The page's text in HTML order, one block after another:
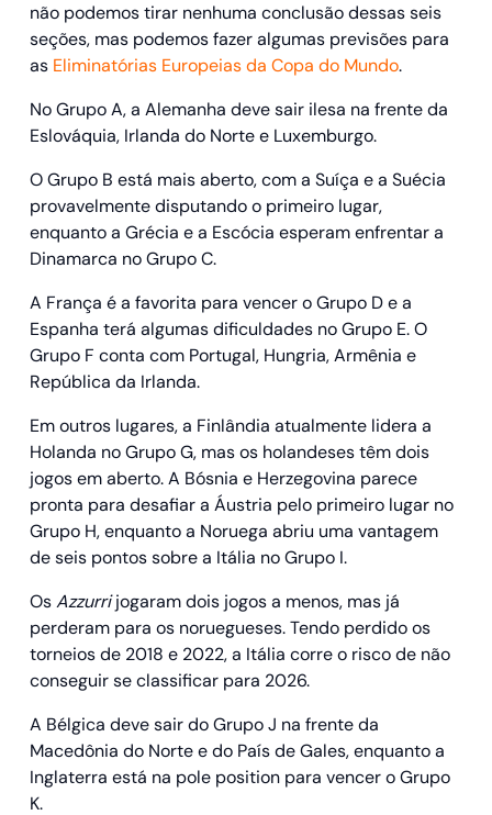
não podemos tirar nenhuma conclusão dessas seis
seções, mas podemos fazer algumas previsões para
as Eliminatórias Europeias da Copa do Mundo.
No Grupo A, a Alemanha deve sair ilesa na frente da
Eslováquia, Irlanda do Norte e Luxemburgo.
O Grupo B está mais aberto, com a Suíça e a Suécia
provavelmente disputando o primeiro lugar,
enquanto a Grécia e a Escócia esperam enfrentar a
Dinamarca no Grupo C.
A França é a favorita para vencer o Grupo D e a
Espanha terá algumas dificuldades no Grupo E. O
Grupo F conta com Portugal, Hungria, Armênia e
República da Irlanda.
Em outros lugares, a Finlândia atualmente lidera a
Holanda no Grupo G, mas os holandeses têm dois
jogos em aberto. A Bósnia e Herzegovina parece
pronta para desafiar a Áustria pelo primeiro lugar no
Grupo H, enquanto a Noruega abriu uma vantagem
de seis pontos sobre a Itália no Grupo I.
OsAzzurrijogaram dois jogos a menos, mas já
perderam para os noruegueses. Tendo perdido os
torneios de 2018 e 2022, a Itália corre o risco de não
conseguir se classificar para 2026.
A Bélgica deve sair do Grupo J na frente da
Macedônia do Norte e do País de Gales, enquanto a
Inglaterra está na pole position para vencer o Grupo
K.